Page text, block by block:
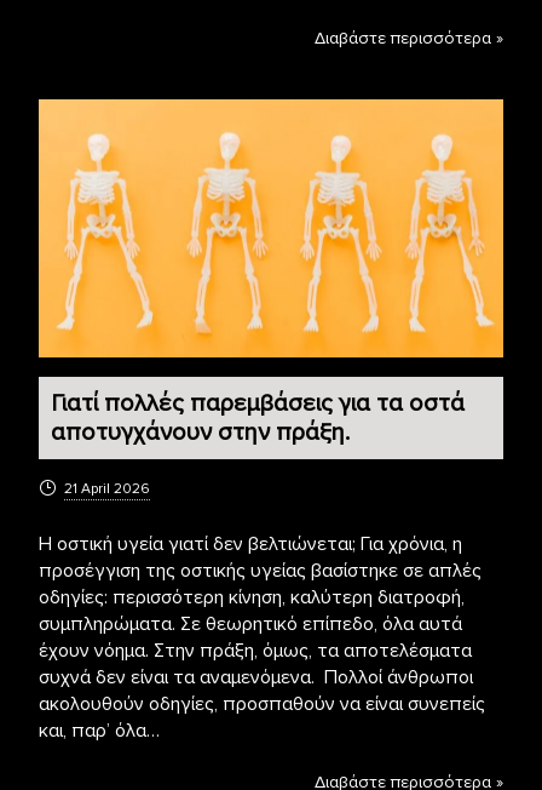
Διαβάστε περισσότερα »
Γιατί πολλές παρεμβάσεις για τα οστά
αποτυγχάνουν στην πράξη.
21 April 2026
Η οστική υγεία γιατί δεν βελτιώνεται; Για χρόνια, η
προσέγγιση της οστικής υγείας βασίστηκε σε απλές
οδηγίες: περισσότερη κίνηση, καλύτερη διατροφή,
συμπληρώματα. Σε θεωρητικό επίπεδο, όλα αυτά
έχουν νόημα. Στην πράξη, όμως, τα αποτελέσματα
συχνά δεν είναι τα αναμενόμενα. Πολλοί άνθρωποι
ακολουθούν οδηγίες, προσπαθούν να είναι συνεπείς
και, παρ’ όλα…
Διαβάστε περισσότερα »